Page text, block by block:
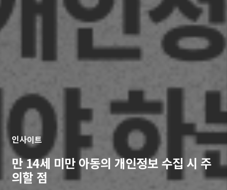
인사이트
만 14세 미만 아동의 개인정보 수집 시 주
의할 점